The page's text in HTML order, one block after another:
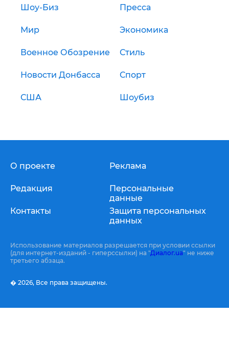
Шоу-Биз Пресса
Мир Экономика
Военное Обозрение Стиль
Новости Донбасса Спорт
США Шоубиз
О проекте
Редакция
Контакты
Реклама
Персональные
данные
Защита персональных
данных
Использование материалов разрешается при условии ссылки
(для интернет-изданий - гиперссылки) на "Диалог.ua" не ниже
третьего абзаца.
� 2026, Все права защищены.